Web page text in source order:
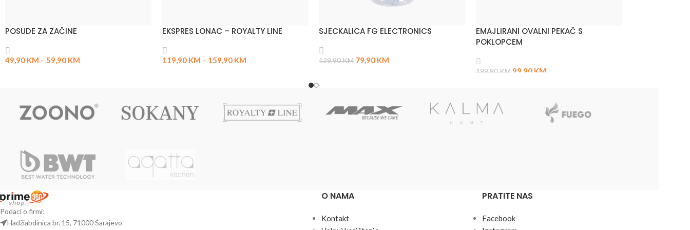
POSUDE ZA ZAČINE
49,90 KM – 59,90 KM
EKSPRES LONAC – ROYALTY LINE
119,90 KM – 159,90 KM
SJECKALICA FG ELECTRONICS
129,90KM 79,90 KM
EMAJLIRANI OVALNI PEKAČ S
POKLOPCEM
199,90KM 99,90 KM
Podaci o firmi:
Hadžiabdinica br. 15, 71000 Sarajevo
O NAMA
Kontakt
PRATITE NAS
Facebook